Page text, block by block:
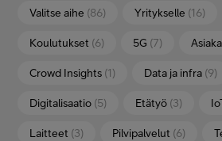
Valitse aihe (86) Yritykselle (16)
Koulutukset (6) 5G (7)
Crowd Insights (1) Data ja infra (9)
Digitalisaatio (5) Etätyö (3)
Laitteet (3) Pilvipalvelut (6)